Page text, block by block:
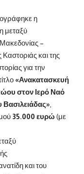
η
μεταξύ
–
και της
για την
«Ανακατασκευή
στον Ιερό Ναό
35.000 ευρώ (με
και του